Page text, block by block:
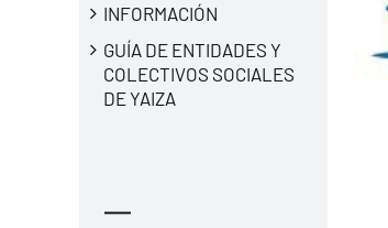
INFORMACIÓN
GUÍA DE ENTIDADES Y
COLECTIVOS SOCIALES
DE YAIZA
—